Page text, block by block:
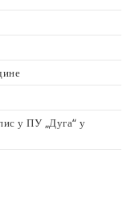
у ПУ „Дуга“ у